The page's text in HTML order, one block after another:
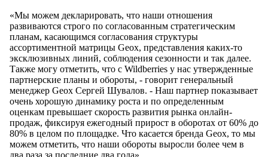
«Мы можем декларировать, что наши отношения
развиваются строго по согласованным стратегическим
планам, касающимся согласования структуры
ассортиментной матрицы Geox, представления каких-то
эксклюзивных линий, соблюдения сезонности и так далее.
Также могу отметить, что с Wildberries у нас утвержденные
партнерские планы и обороты, - говорит генеральный
менеджер Geox Сергей Шувалов. - Наш партнер показывает
очень хорошую динамику роста и по определенным
оценкам превышает скорость развития рынка онлайн-
продаж, фиксируя ежегодный прирост в оборотах от 60% до
80% в целом по площадке. Что касается бренда Geox, то мы
можем отметить, что наши обороты выросли более чем в